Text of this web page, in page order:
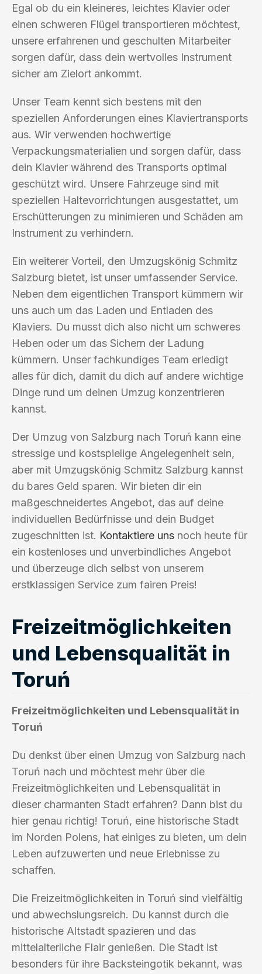
Egal ob du ein kleineres, leichtes Klavier oder
einen schweren Flügel transportieren möchtest,
unsere erfahrenen und geschulten Mitarbeiter
sorgen dafür, dass dein wertvolles Instrument
sicher am Zielort ankommt.
Unser Team kennt sich bestens mit den
speziellen Anforderungen eines Klaviertransports
aus. Wir verwenden hochwertige
Verpackungsmaterialien und sorgen dafür, dass
dein Klavier während des Transports optimal
geschützt wird. Unsere Fahrzeuge sind mit
speziellen Haltevorrichtungen ausgestattet, um
Erschütterungen zu minimieren und Schäden am
Instrument zu verhindern.
Ein weiterer Vorteil, den Umzugskönig Schmitz
Salzburg bietet, ist unser umfassender Service.
Neben dem eigentlichen Transport kümmern wir
uns auch um das Laden und Entladen des
Klaviers. Du musst dich also nicht um schweres
Heben oder um das Sichern der Ladung
kümmern. Unser fachkundiges Team erledigt
alles für dich, damit du dich auf andere wichtige
Dinge rund um deinen Umzug konzentrieren
kannst.
Der Umzug von Salzburg nach Toruń kann eine
stressige und kostspielige Angelegenheit sein,
aber mit Umzugskönig Schmitz Salzburg kannst
du bares Geld sparen. Wir bieten dir ein
maßgeschneidertes Angebot, das auf deine
individuellen Bedürfnisse und dein Budget
zugeschnitten ist. Kontaktiere uns noch heute für
ein kostenloses und unverbindliches Angebot
und überzeuge dich selbst von unserem
erstklassigen Service zum fairen Preis!
Freizeitmöglichkeiten
und Lebensqualität in
Toruń
Freizeitmöglichkeiten und Lebensqualität in
Toruń
Du denkst über einen Umzug von Salzburg nach
Toruń nach und möchtest mehr über die
Freizeitmöglichkeiten und Lebensqualität in
dieser charmanten Stadt erfahren? Dann bist du
hier genau richtig! Toruń, eine historische Stadt
im Norden Polens, hat einiges zu bieten, um dein
Leben aufzuwerten und neue Erlebnisse zu
schaffen.
Die Freizeitmöglichkeiten in Toruń sind vielfältig
und abwechslungsreich. Du kannst durch die
historische Altstadt spazieren und das
mittelalterliche Flair genießen. Die Stadt ist
besonders für ihre Backsteingotik bekannt, was